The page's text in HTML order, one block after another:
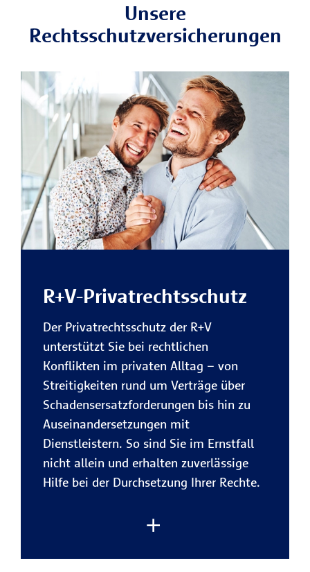
Unsere
Rechtsschutzversicherungen
R+V-Privatrechtsschutz
Der Privatrechtsschutz der R+V
unterstützt Sie bei rechtlichen
Konflikten im privaten Alltag – von
Streitigkeiten rund um Verträge über
Schadensersatzforderungen bis hin zu
Auseinandersetzungen mit
Dienstleistern. So sind Sie im Ernstfall
nicht allein und erhalten zuverlässige
Hilfe bei der Durchsetzung Ihrer Rechte.